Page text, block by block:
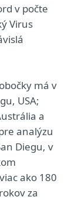
v počte
Virus
má v
USA;
a
analýzu
Diegu, v
ako 180
za